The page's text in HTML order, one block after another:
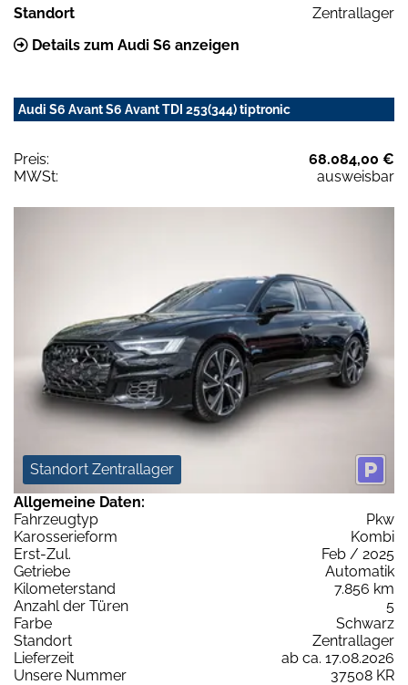
Standort
Zentrallager
Details zum Audi S6 anzeigen
Audi S6 Avant S6 Avant TDI 253(344) tiptronic
Preis:
68.084,00 €
MWSt:
ausweisbar
Standort Zentrallager
Allgemeine Daten:
Fahrzeugtyp
Pkw
Karosserieform
Kombi
Erst-Zul.
Feb / 2025
Getriebe
Automatik
Kilometerstand
7.856 km
Anzahl der Türen
5
Farbe
Schwarz
Standort
Zentrallager
Lieferzeit
ab ca. 17.08.2026
Unsere Nummer
37508 KR